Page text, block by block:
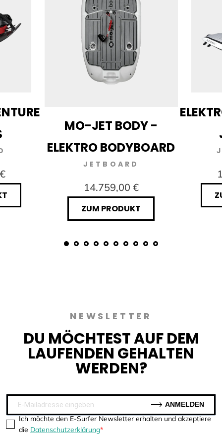
MO-JET BODY -
ELEKTRO BODYBOARD
JETBOARD
14.759,00 €
ZUM PRODUKT
NEWSLETTER
DU MÖCHTEST AUF DEM
LAUFENDEN GEHALTEN
WERDEN?
Ich möchte den E-Surfer Newsletter erhalten und akzeptiere
die Datenschutzerklärung
ANMELDEN